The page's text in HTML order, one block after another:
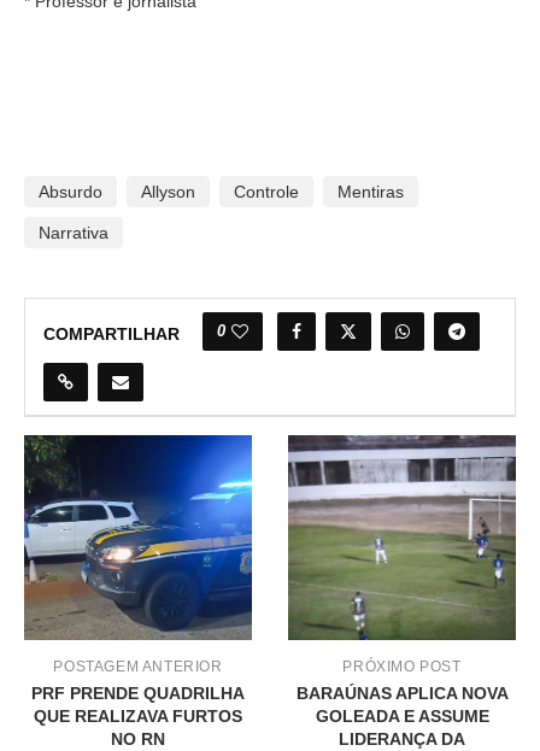
Absurdo Allyson Controle Mentiras
Narrativa
COMPARTILHAR 0
POSTAGEM ANTERIOR
PRF PRENDE QUADRILHA
QUE REALIZAVA FURTOS
NO RN
PRÓXIMO POST
BARAÚNAS APLICA NOVA
GOLEADA E ASSUME
LIDERANÇA DA